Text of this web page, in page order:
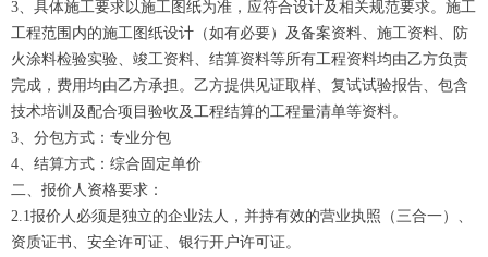
3、具体施工要求以施工图纸为准，应符合设计及相关规范要求。施工
工程范围内的施工图纸设计（如有必要）及备案资料、施工资料、防
火涂料检验实验、竣工资料、结算资料等所有工程资料均由乙方负责
完成，费用均由乙方承担。乙方提供见证取样、复试试验报告、包含
技术培训及配合项目验收及工程结算的工程量清单等资料。
3、分包方式：专业分包
4、结算方式：综合固定单价
二、报价人资格要求：
2.1报价人必须是独立的企业法人，并持有效的营业执照（三合一）、
资质证书、安全许可证、银行开户许可证。